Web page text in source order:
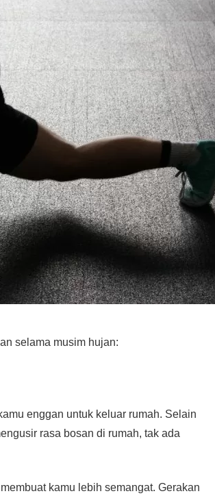
selama musim hujan:
enggan untuk keluar rumah. Selain
rasa bosan di rumah, tak ada
kamu lebih semangat. Gerakan